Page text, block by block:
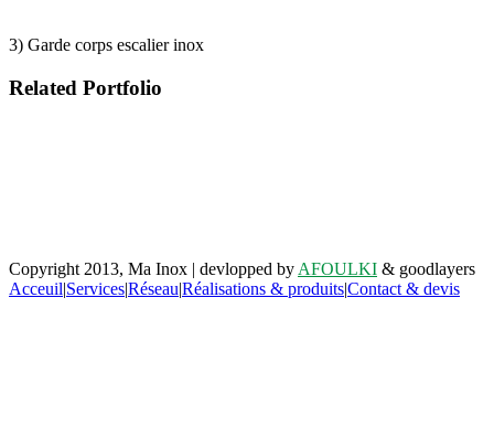
3) Garde corps escalier inox
Related Portfolio
Copyright 2013, Ma Inox | devlopped by AFOULKI & goodlayers
Acceuil|Services|Réseau|Réalisations & produits|Contact & devis